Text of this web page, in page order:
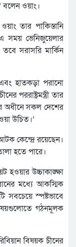
বলেন ওয়াং।
তার পাকিস্তানি
সময় ভেনিজুয়েলার
সরাসরি মার্কিন
হাতকড়া পরানো
পররাষ্ট্রমন্ত্রী তার
অধীনে সকল দেশের
উচিত।’
কেন্দ্রে রয়েছেন।
হতে পারে।
হওয়ার উচ্চাকাঙ্ক্ষা
মধ্যে আকস্মিক
সবচেয়ে স্পষ্টভাবে
গঠনমূলক
বিষয়ক চীনের